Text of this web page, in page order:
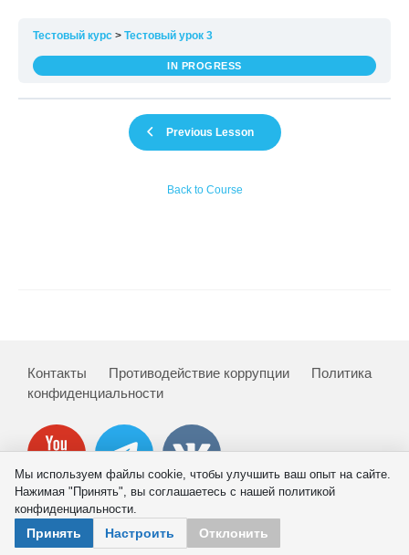
Научные подразделения
Администрация
Сотрудники
Научная жизнь
Проблемы прогнозирования
О журнале
Номера журналов
Тестовый курс Тестовый урок 3
IN PROGRESS
Previous Lesson
Back to Course
Контакты Противодействие коррупции
Политика
конфиденциальности
© 2026 ИНП РАН
Мы используем файлы cookie, чтобы улучшить ваш опыт на сайте.
Нажимая "Принять", вы соглашаетесь с нашей политикой
конфиденциальности.
Принять Настроить Отклонить